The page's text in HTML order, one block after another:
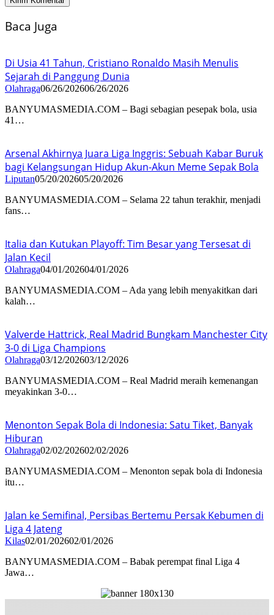
Baca Juga
Di Usia 41 Tahun, Cristiano Ronaldo Masih Menulis
Sejarah di Panggung Dunia
Olahraga06/26/202606/26/2026
BANYUMASMEDIA.COM – Bagi sebagian pesepak bola, usia
41…
Arsenal Akhirnya Juara Liga Inggris: Sebuah Kabar Buruk
bagi Kelangsungan Hidup Akun-Akun Meme Sepak Bola
Liputan05/20/202605/20/2026
BANYUMASMEDIA.COM – Selama 22 tahun terakhir, menjadi
fans…
Italia dan Kutukan Playoff: Tim Besar yang Tersesat di
Jalan Kecil
Olahraga04/01/202604/01/2026
BANYUMASMEDIA.COM – Ada yang lebih menyakitkan dari
kalah…
Valverde Hattrick, Real Madrid Bungkam Manchester City
3-0 di Liga Champions
Olahraga03/12/202603/12/2026
BANYUMASMEDIA.COM – Real Madrid meraih kemenangan
meyakinkan 3-0…
Menonton Sepak Bola di Indonesia: Satu Tiket, Banyak
Hiburan
Olahraga02/02/202602/02/2026
BANYUMASMEDIA.COM – Menonton sepak bola di Indonesia
itu…
Jalan ke Semifinal, Persibas Bertemu Persak Kebumen di
Liga 4 Jateng
Kilas02/01/202602/01/2026
BANYUMASMEDIA.COM – Babak perempat final Liga 4
Jawa…